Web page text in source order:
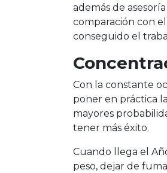
además de
comparación con
conseguido el
Con la constante
poner en práctica
mayores
tener más éxito.
Cuando llega el
peso, dejar de